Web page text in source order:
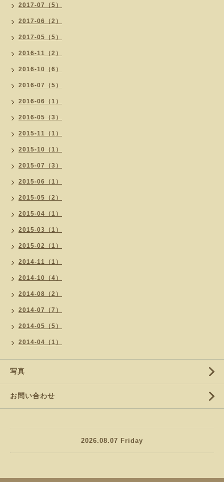
2017-07（5）
2017-06（2）
2017-05（5）
2016-11（2）
2016-10（6）
2016-07（5）
2016-06（1）
2016-05（3）
2015-11（1）
2015-10（1）
2015-07（3）
2015-06（1）
2015-05（2）
2015-04（1）
2015-03（1）
2015-02（1）
2014-11（1）
2014-10（4）
2014-08（2）
2014-07（7）
2014-05（5）
2014-04（1）
写真
お問い合わせ
2026.08.07 Friday